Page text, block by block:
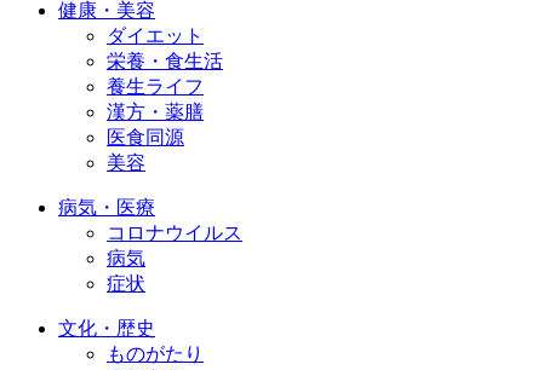
健康・美容
ダイエット
栄養・食生活
養生ライフ
漢方・薬膳
医食同源
美容
病気・医療
コロナウイルス
病気
症状
文化・歴史
ものがたり